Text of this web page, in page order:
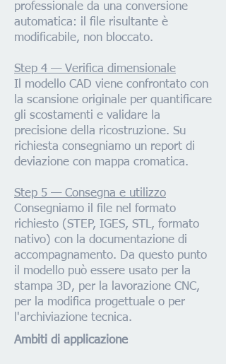
professionale da una conversione
automatica: il file risultante è
modificabile, non bloccato.
Step 4 — Verifica dimensionale
Il modello CAD viene confrontato con
la scansione originale per quantificare
gli scostamenti e validare la
precisione della ricostruzione. Su
richiesta consegniamo un report di
deviazione con mappa cromatica.
Step 5 — Consegna e utilizzo
Consegniamo il file nel formato
richiesto (STEP, IGES, STL, formato
nativo) con la documentazione di
accompagnamento. Da questo punto
il modello può essere usato per la
stampa 3D, per la lavorazione CNC,
per la modifica progettuale o per
l'archiviazione tecnica.
Ambiti di applicazione